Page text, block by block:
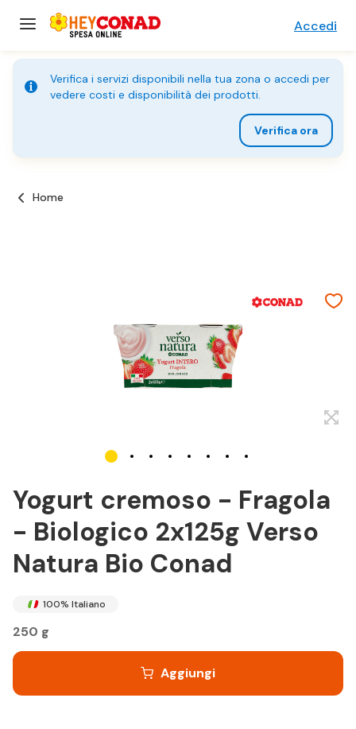
Accedi
Verifica i servizi disponibili nella tua zona o accedi per
vedere costi e disponibilità dei prodotti.
Verifica ora
Home
Yogurt cremoso - Fragola
- Biologico 2x125g Verso
Natura Bio Conad
100% Italiano
250 g
Aggiungi